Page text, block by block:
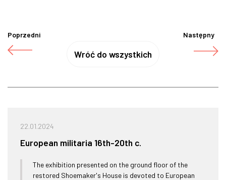
Poprzedni
Wróć do wszystkich
Następny
22.01.2024
European militaria 16th-20th c.
The exhibition presented on the ground floor of the
restored Shoemaker's House is devoted to European